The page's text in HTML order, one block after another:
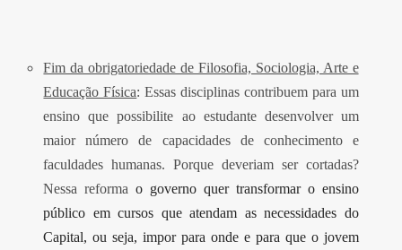
Fim da obrigatoriedade de Filosofia, Sociologia, Arte e
Educação Física: Essas disciplinas contribuem para um
ensino que possibilite ao estudante desenvolver um
maior número de capacidades de conhecimento e
faculdades humanas. Porque deveriam ser cortadas?
Nessa reformao governo quer transformar o ensino
público em cursos que atendam as necessidades do
Capital, ou seja, impor para onde e para que o jovem